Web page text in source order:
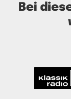
Bei